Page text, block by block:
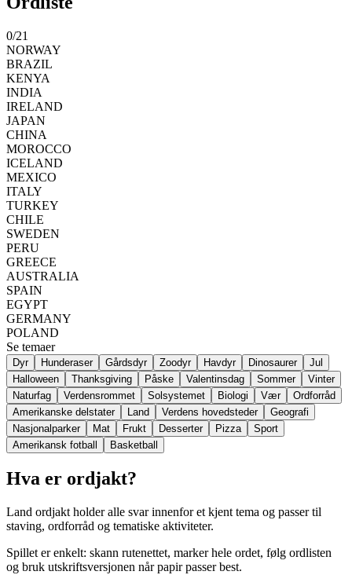
0/21
NORWAY
BRAZIL
KENYA
INDIA
IRELAND
JAPAN
CHINA
MOROCCO
ICELAND
MEXICO
ITALY
TURKEY
CHILE
SWEDEN
PERU
GREECE
AUSTRALIA
SPAIN
EGYPT
GERMANY
POLAND
Se temaer
Dyr Hunderaser Gårdsdyr Zoodyr Havdyr Dinosaurer
Jul
Halloween
Thanksgiving Påske Valentinsdag Sommer
Vinter
Naturfag
Verdensrommet Solsystemet Biologi Vær
Ordforråd
Amerikanske delstater
Land Verdens hovedsteder
Geografi
Nasjonalparker
Mat Frukt Desserter Pizza
Sport
Amerikansk fotball
Basketball
Hva er ordjakt?
Land ordjakt holder alle svar innenfor et kjent tema og passer til
staving, ordforråd og tematiske aktiviteter.
Spillet er enkelt: skann rutenettet, marker hele ordet, følg ordlisten
og bruk utskriftsversjonen når papir passer best.